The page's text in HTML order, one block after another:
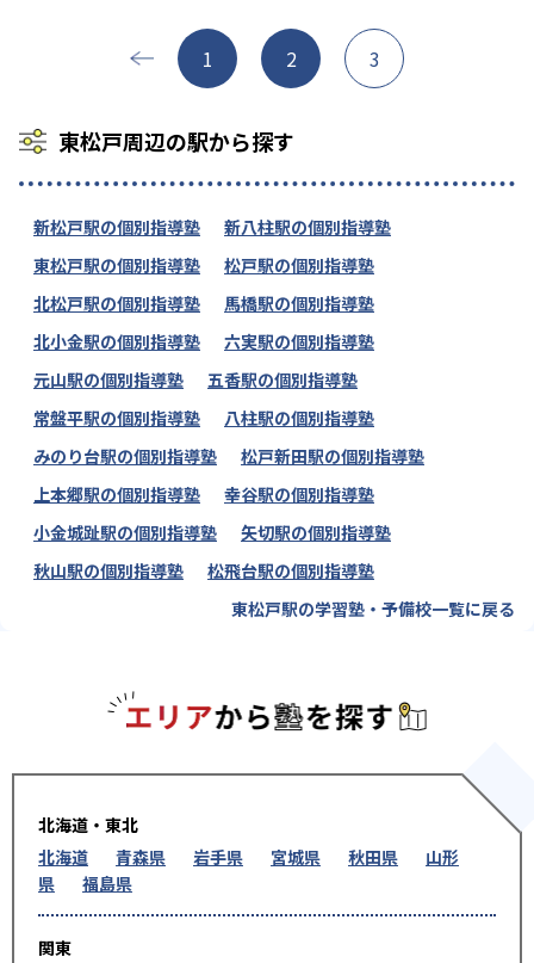
1 2 3
東松戸周辺の駅から探す
新松戸駅の個別指導塾
新八柱駅の個別指導塾
東松戸駅の個別指導塾
松戸駅の個別指導塾
北松戸駅の個別指導塾
馬橋駅の個別指導塾
北小金駅の個別指導塾
六実駅の個別指導塾
元山駅の個別指導塾
五香駅の個別指導塾
常盤平駅の個別指導塾
八柱駅の個別指導塾
みのり台駅の個別指導塾
松戸新田駅の個別指導塾
上本郷駅の個別指導塾
幸谷駅の個別指導塾
小金城趾駅の個別指導塾
矢切駅の個別指導塾
秋山駅の個別指導塾
松飛台駅の個別指導塾
東松戸駅の学習塾・予備校一覧に戻る
北海道・東北
北海道
青森県 岩手県 宮城県 秋田県
山形
県
福島県
関東